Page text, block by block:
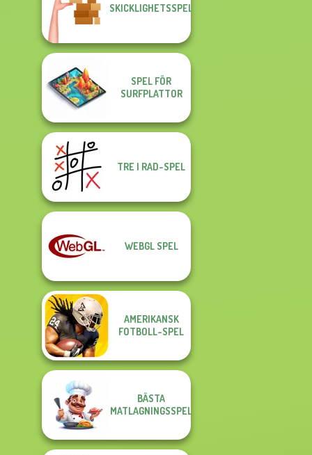
SKICKLIGHETSSPEL
SPEL FÖR
SURFPLATTOR
TRE I RAD-SPEL
WEBGL SPEL
AMERIKANSK
FOTBOLL-SPEL
BÄSTA
MATLAGNINGSSPEL